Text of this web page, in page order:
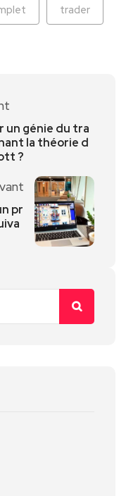
trader
un génie du tra
la théorie d
?
pr